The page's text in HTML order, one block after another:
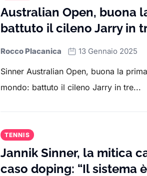
Australian Open, buona
battuto il cileno Jarry in
Rocco Placanica 13 Gennaio 2025
Sinner Australian Open, buona la
mondo: battuto il cileno Jarry in tre...
TENNIS
Jannik Sinner, la mitica
caso doping: “Il sistema